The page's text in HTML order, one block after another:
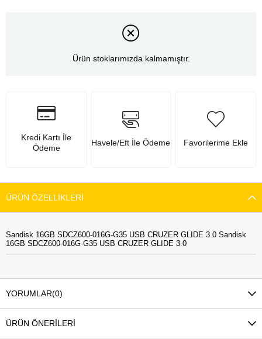
Ürün stoklarımızda kalmamıştır.
Kredi Kartı İle
Ödeme
Havele/Eft İle Ödeme Favorilerime Ekle
ÜRÜN ÖZELLIKLERI
Sandisk 16GB SDCZ600-016G-G35 USB CRUZER GLIDE 3.0 Sandisk
16GB SDCZ600-016G-G35 USB CRUZER GLIDE 3.0
YORUMLAR(0)
ÜRÜN ÖNERILERI